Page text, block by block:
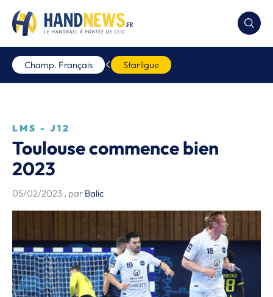
Champ. Français Starligue
LMS - J12
Toulouse commence bien
2023
05/02/2023 , par Balic